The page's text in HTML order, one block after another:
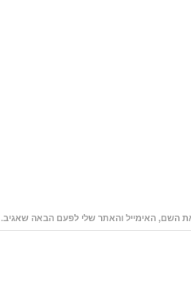
השם, האימייל והאתר שלי לפעם הבאה שאגיב.